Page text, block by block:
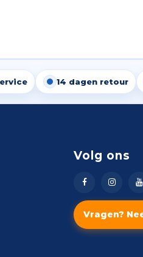
14 dagen retour
Volg ons
Vragen?